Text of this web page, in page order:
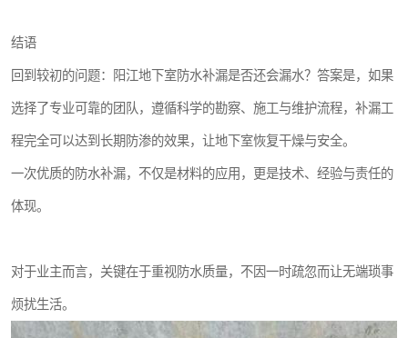
结语
回到较初的问题：阳江地下室防水补漏是否还会漏水？答案是，如果
选择了专业可靠的团队，遵循科学的勘察、施工与维护流程，补漏工
程完全可以达到长期防渗的效果，让地下室恢复干燥与安全。
一次优质的防水补漏，不仅是材料的应用，更是技术、经验与责任的
体现。
对于业主而言，关键在于重视防水质量，不因一时疏忽而让无端琐事
烦扰生活。